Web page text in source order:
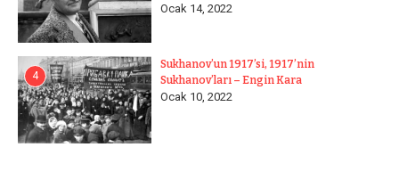
Ocak 14, 2022
4
Sukhanov’un 1917’si, 1917’nin
Sukhanov’ları – Engin Kara
Ocak 10, 2022